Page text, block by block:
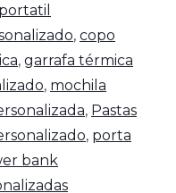
, copo
, garrafa térmica
, mochila
, Pastas
, porta
bank